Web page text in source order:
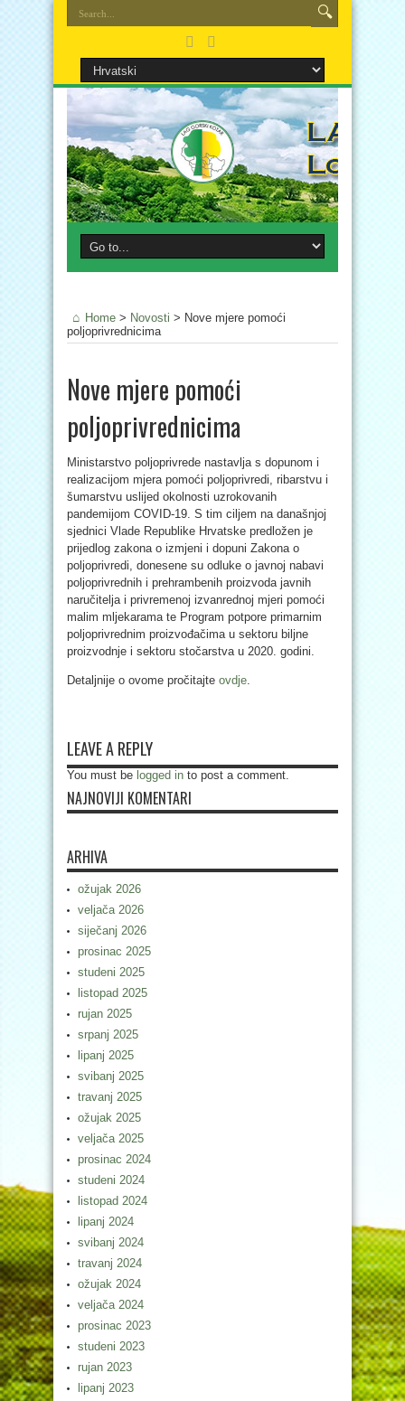
Home > Novosti > Nove mjere pomoći
poljoprivrednicima
Nove mjere pomoći
poljoprivrednicima
Ministarstvo poljoprivrede nastavlja s dopunom i
realizacijom mjera pomoći poljoprivredi, ribarstvu i
šumarstvu uslijed okolnosti uzrokovanih
pandemijom COVID-19. S tim ciljem na današnjoj
sjednici Vlade Republike Hrvatske predložen je
prijedlog zakona o izmjeni i dopuni Zakona o
poljoprivredi, donesene su odluke o javnoj nabavi
poljoprivrednih i prehrambenih proizvoda javnih
naručitelja i privremenoj izvanrednoj mjeri pomoći
malim mljekarama te Program potpore primarnim
poljoprivrednim proizvođačima u sektoru biljne
proizvodnje i sektoru stočarstva u 2020. godini.
Detaljnije o ovome pročitajte ovdje.
LEAVE A REPLY
You must be logged in to post a comment.
NAJNOVIJI KOMENTARI
ARHIVA
ožujak 2026
veljača 2026
siječanj 2026
prosinac 2025
studeni 2025
listopad 2025
rujan 2025
srpanj 2025
lipanj 2025
svibanj 2025
travanj 2025
ožujak 2025
veljača 2025
prosinac 2024
studeni 2024
listopad 2024
lipanj 2024
svibanj 2024
travanj 2024
ožujak 2024
veljača 2024
prosinac 2023
studeni 2023
rujan 2023
lipanj 2023